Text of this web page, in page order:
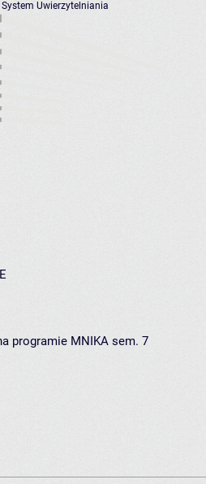
Uwierzytelniania
programie MNIKA sem. 7